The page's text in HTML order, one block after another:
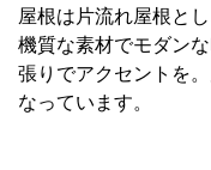
屋根は片流れ屋根と
機質な素材でモダン
張りでアクセントを
なっています。